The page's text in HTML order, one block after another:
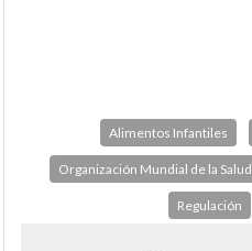
Alimentos Infantiles
Organización Mundial de la Salud
Regulación